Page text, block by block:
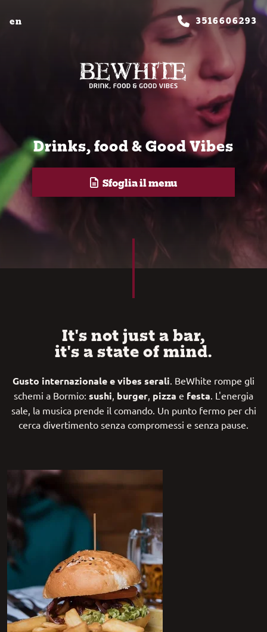
en 3516606293
Drinks, food & Good Vibes
Sfoglia il menu
It's not just a bar,
it's a state of mind.
Gusto internazionale e vibes serali. BeWhite rompe gli
schemi a Bormio: sushi, burger, pizza e festa. L'energia
sale, la musica prende il comando. Un punto fermo per chi
cerca divertimento senza compromessi e senza pause.